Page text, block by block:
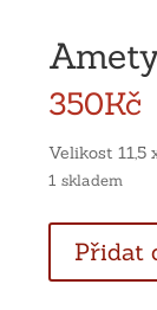
350Kč
Velikost
1 skladem
drůza
-
Přidat